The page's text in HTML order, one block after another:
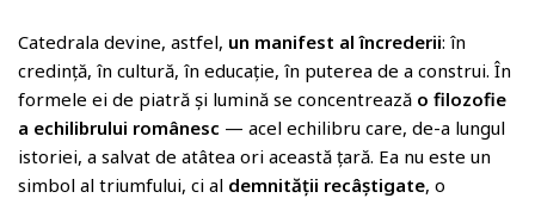
Catedrala devine, astfel, un manifest al încrederii: în
credință, în cultură, în educație, în puterea de a construi. În
formele ei de piatră și lumină se concentrează o filozofie
a echilibrului românesc — acel echilibru care, de-a lungul
istoriei, a salvat de atâtea ori această țară. Ea nu este un
simbol al triumfului, ci al demnității recâștigate, o